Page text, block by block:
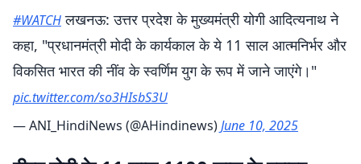
#WATCHलखनऊ: उत्तर प्रदेश के मुख्यमंत्री योगी आदित्यनाथ ने
कहा, "प्रधानमंत्री मोदी के कार्यकाल के ये 11 साल आत्मनिर्भर और
विकसित भारत की नींव के स्वर्णिम युग के रूप में जाने जाएंगे।"
pic.twitter.com/so3HIsbS3U
— ANI_HindiNews (@AHindinews)June 10, 2025